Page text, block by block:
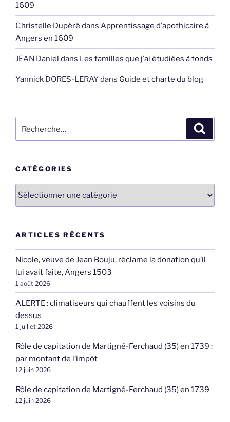
1609
Christelle Dupéré dans Apprentissage d’apothicaire à
Angers en 1609
JEAN Daniel dans Les familles que j’ai étudiées à fonds
Yannick DORES-LERAYdans Guide et charte du blog
pour
CATÉGORIES
Catégories
ARTICLES RÉCENTS
Nicole, veuve de Jean Bouju, réclame la donation qu’il
lui avait faite, Angers 1503
1 août 2026
ALERTE : climatiseurs qui chauffent les voisins du
dessus
1 juillet 2026
Rôle de capitation de Martigné-Ferchaud (35) en 1739 :
par montant de l’impôt
12 juin 2026
Rôle de capitation de Martigné-Ferchaud (35) en 1739
12 juin 2026